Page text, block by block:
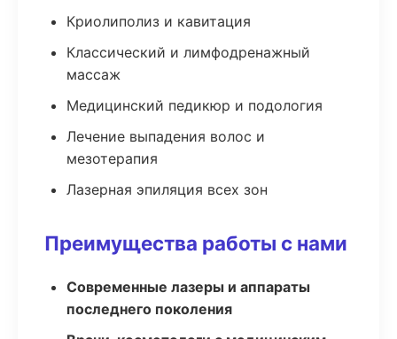
Криолиполиз и кавитация
Классический и лимфодренажный
массаж
Медицинский педикюр и подология
Лечение выпадения волос и
мезотерапия
Лазерная эпиляция всех зон
Преимущества работы с нами
Современные лазеры и аппараты
последнего поколения